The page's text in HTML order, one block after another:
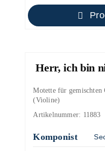
Herr, ich bin
Motette für
(Violine)
Artikelnummer: 11883
Komponist